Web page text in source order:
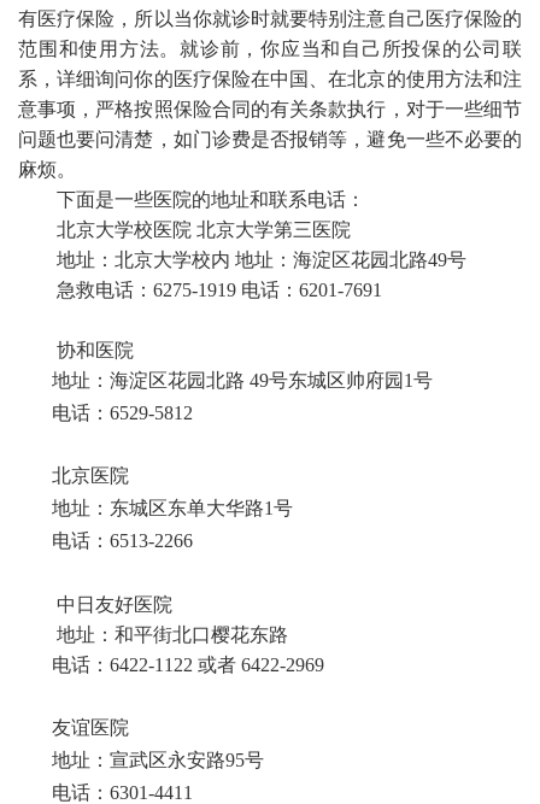
有医疗保险，所以当你就诊时就要特别注意自己医疗保险的
范围和使用方法。就诊前，你应当和自己所投保的公司联
系，详细询问你的医疗保险在中国、在北京的使用方法和注
意事项，严格按照保险合同的有关条款执行，对于一些细节
问题也要问清楚，如门诊费是否报销等，避免一些不必要的
麻烦。
下面是一些医院的地址和联系电话：
北京大学校医院 北京大学第三医院
地址：北京大学校内 地址：海淀区花园北路49号
急救电话：6275-1919 电话：6201-7691
协和医院
地址：海淀区花园北路 49号东城区帅府园1号
电话：6529-5812
北京医院
地址：东城区东单大华路1号
电话：6513-2266
中日友好医院
地址：和平街北口樱花东路
电话：6422-1122 或者 6422-2969
友谊医院
地址：宣武区永安路95号
电话：6301-4411